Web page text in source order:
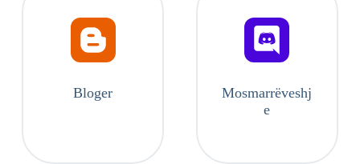
Bloger
Mosmarrëveshj
e